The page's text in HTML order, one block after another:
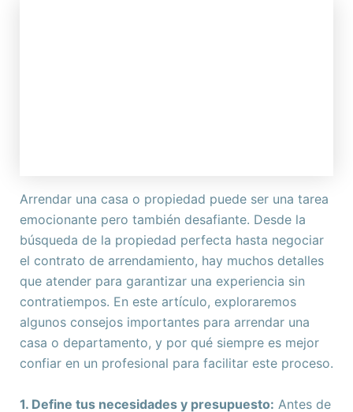
Arrendar una casa o propiedad puede ser una tarea
emocionante pero también desafiante. Desde la
búsqueda de la propiedad perfecta hasta negociar
el contrato de arrendamiento, hay muchos detalles
que atender para garantizar una experiencia sin
contratiempos. En este artículo, exploraremos
algunos consejos importantes para arrendar una
casa o departamento, y por qué siempre es mejor
confiar en un profesional para facilitar este proceso.
1. Define tus necesidades y presupuesto: Antes de